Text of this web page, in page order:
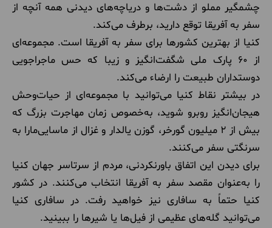
چشمگیر مملو از دشت‌ها و دریاچه‌های دیدنی همه آنچه از
سفر به آفریقا توقع دارید، برطرف می‌کند.
کنیا از بهترین کشورها برای سفر به آفریقا است. مجموعه‌ای
از ۶۰ پارک ملی شگفت‌انگیز و زیبا که حس ماجراجویی
دوستداران طبیعت را ارضاء می‌کند.
در بیشتر نقاط کنیا می‌توانید با مجموعه‌ای از حیات‌وحش
هیجان‌انگیز روبرو شوید، به‌خصوص زمان مهاجرت بزرگ که
بیش از 2 میلیون گورخر، گوزن یالدار و غزال از ماسایی‌مارا به
سرنگتی سفر می‌کنند.
برای دیدن این اتفاق باورنکردنی، مردم از سرتاسر جهان کنیا
را به‌عنوان مقصد سفر به آفریقا انتخاب می‌کنند. در کشور
کنیا حتماً به سافاری نیز خواهید رفت. در سافاری کنیا
می‌توانید گله‌های عظیمی از فیل‌ها یا شیرها را ببینید.